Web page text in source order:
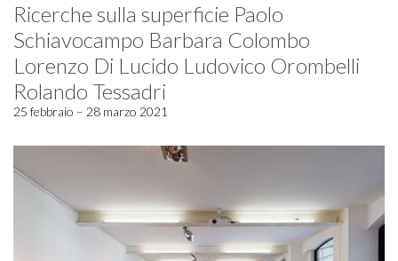
Ricerche sulla superficie Paolo
Schiavocampo Barbara Colombo
Lorenzo Di Lucido Ludovico Orombelli
Rolando Tessadri
25 febbraio – 28 marzo 2021